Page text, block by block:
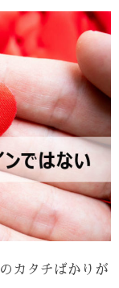
カタチばかりが